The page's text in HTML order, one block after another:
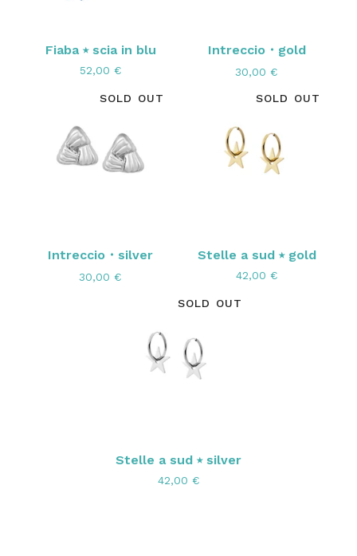
Fiaba ⭑ scia in blu
52,00 €
Intreccio・gold
30,00 €
SOLD OUT
Intreccio・silver
30,00 €
SOLD OUT
Stelle a sud ⭑ gold
42,00 €
SOLD OUT
Stelle a sud ⭑ silver
42,00 €